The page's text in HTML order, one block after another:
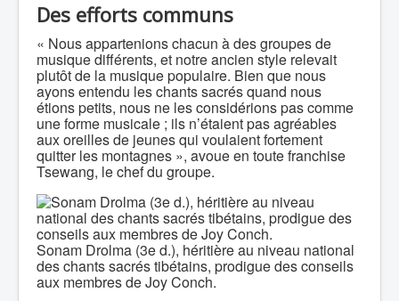
Des efforts communs
« Nous appartenions chacun à des groupes de
musique différents, et notre ancien style relevait
plutôt de la musique populaire. Bien que nous
ayons entendu les chants sacrés quand nous
étions petits, nous ne les considérions pas comme
une forme musicale ; ils n’étaient pas agréables
aux oreilles de jeunes qui voulaient fortement
quitter les montagnes », avoue en toute franchise
Tsewang, le chef du groupe.
Sonam Drolma (3e d.), héritière au niveau national
des chants sacrés tibétains, prodigue des conseils
aux membres de Joy Conch.